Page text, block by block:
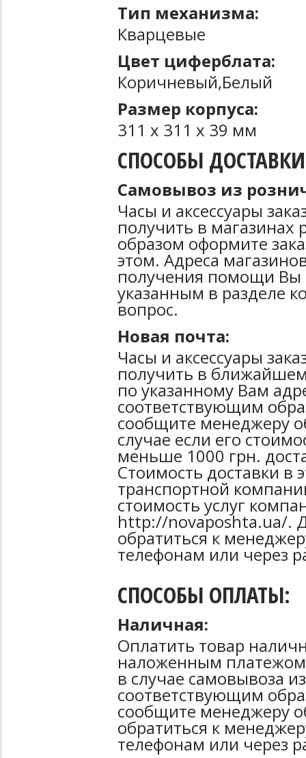
Тип механизма:
Кварцевые
Цвет циферблата:
Коричневый,Белый
Размер корпуса:
311 х 311 х 39 мм
СПОСОБЫ
Самовывоз из
Часы и аксессуары
получить в магазинах
образом оформите
этом. Адреса
получения помощи Вы
указанным в разделе
вопрос.
Новая почта:
Часы и аксессуары
получить в
по указанному Вам
соответствующим
сообщите менеджеру
случае если его
меньше 1000 грн.
Стоимость доставки в
транспортной
стоимость услуг
http://novaposhta.ua/.
обратиться к
телефонам или через
СПОСОБЫ ОПЛАТЫ:
Наличная:
Оплатить товар
наложенным
в случае самовывоза
соответствующим
сообщите менеджеру
обратиться к
телефонам или через